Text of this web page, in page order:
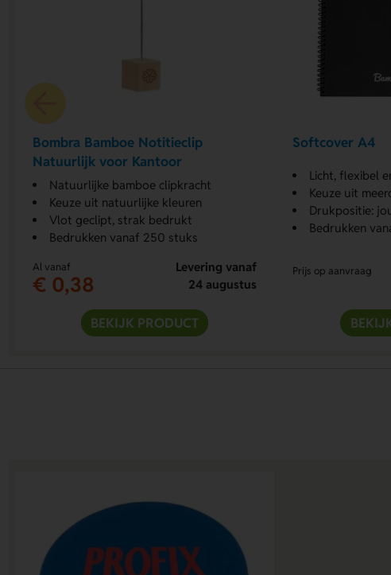
Bombra Bamboe Notitieclip
Natuurlijk voor Kantoor
Natuurlijke bamboe clipkracht
Keuze uit natuurlijke kleuren
Vlot geclipt, strak bedrukt
Bedrukken vanaf 250 stuks
Al vanaf
€ 0,38
Levering vanaf
24 augustus
BEKIJK PRODUCT
Softcover A4
Licht, flexibel
Keuze uit
Drukpositie:
Bedrukken
Prijs op aanvraag